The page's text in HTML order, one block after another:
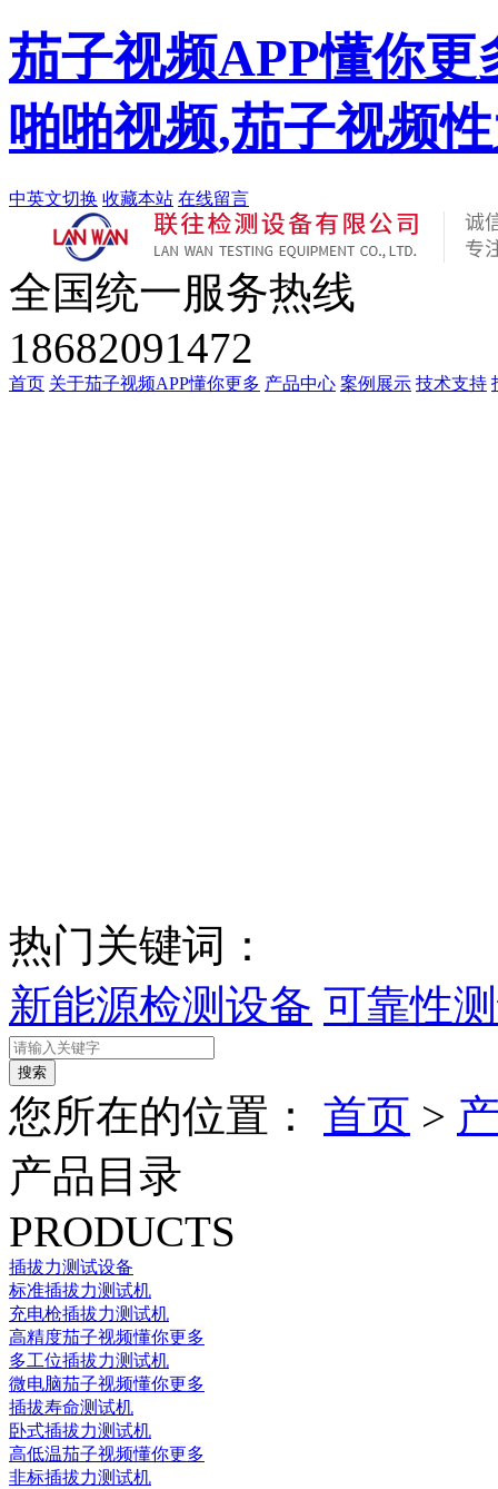
茄子视频APP懂你
啪啪视频,茄子视频
中英文切换 收藏本站 在线留言
全国统一服务热线
18682091472
首页 关于茄子视频APP懂你更多 产品中心 案例展示 技术支持
热门关键词：
新能源检测设备 可靠性
您所在的位置： 首页 >
产品目录
PRODUCTS
插拔力测试设备
标准插拔力测试机
充电枪插拔力测试机
高精度茄子视频懂你更多
多工位插拔力测试机
微电脑茄子视频懂你更多
插拔寿命测试机
卧式插拔力测试机
高低温茄子视频懂你更多
非标插拔力测试机